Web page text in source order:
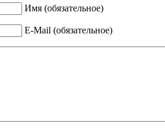
Имя (обязательное)
E-Mail (обязательное)